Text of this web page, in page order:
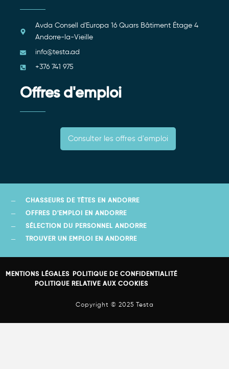
Avda Consell d'Europa 16 Quars Bâtiment Étage 4
Andorre-la-Vieille
info@testa.ad
+376 741 975
Offres d'emploi
Consulter les offres d'emploi
CHASSEURS DE TÊTES EN ANDORRE
OFFRES D'EMPLOI EN ANDORRE
SÉLECTION DU PERSONNEL ANDORRE
TROUVER UN EMPLOI EN ANDORRE
MENTIONS LÉGALES
POLITIQUE DE CONFIDENTIALITÉ
POLITIQUE RELATIVE AUX COOKIES
Copyright © 2025 Testa